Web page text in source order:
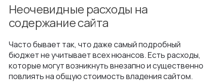
Неочевидные расходы на
содержание сайта
Часто бывает так, что даже самый подробный
бюджет не учитывает всех нюансов. Есть расходы,
которые могут возникнуть внезапно и существенно
повлиять на общую стоимость владения сайтом.